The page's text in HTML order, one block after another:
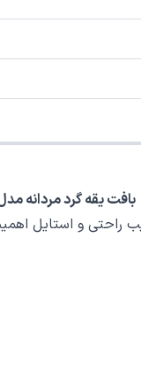
بافت یقه گرد مردانه